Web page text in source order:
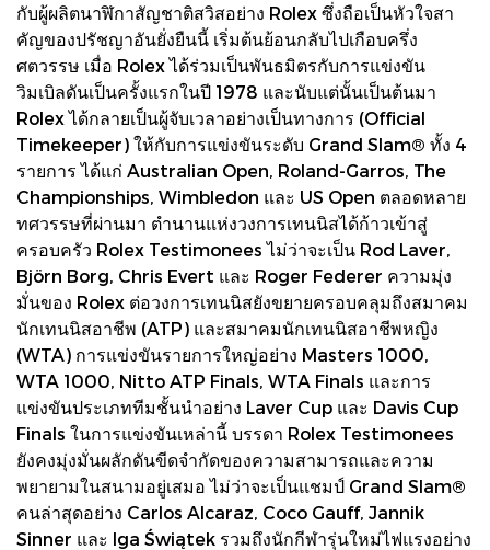
กับผู้ผลิตนาฬิกาสัญชาติสวิสอย่าง Rolex ซึ่งถือเป็นหัวใจสา
คัญของปรัชญาอันยั่งยืนนี้ เริ่มต้นย้อนกลับไปเกือบครึ่ง
ศตวรรษ เมื่อ Rolex ได้ร่วมเป็นพันธมิตรกับการแข่งขัน
วิมเบิลดันเป็นครั้งแรกในปี 1978 และนับแต่นั้นเป็นต้นมา
Rolex ได้กลายเป็นผู้จับเวลาอย่างเป็นทางการ (Official
Timekeeper) ให้กับการแข่งขันระดับ Grand Slam® ทั้ง 4
รายการ ได้แก่ Australian Open, Roland-Garros, The
Championships, Wimbledon และ US Open ตลอดหลาย
ทศวรรษที่ผ่านมา ตำนานแห่งวงการเทนนิสได้ก้าวเข้าสู่
ครอบครัว Rolex Testimonees ไม่ว่าจะเป็น Rod Laver,
Björn Borg, Chris Evert และ Roger Federer ความมุ่ง
มั่นของ Rolex ต่อวงการเทนนิสยังขยายครอบคลุมถึงสมาคม
นักเทนนิสอาชีพ (ATP) และสมาคมนักเทนนิสอาชีพหญิง
(WTA) การแข่งขันรายการใหญ่อย่าง Masters 1000,
WTA 1000, Nitto ATP Finals, WTA Finals และการ
แข่งขันประเภททีมชั้นนำอย่าง Laver Cup และ Davis Cup
Finals ในการแข่งขันเหล่านี้ บรรดา Rolex Testimonees
ยังคงมุ่งมั่นผลักดันขีดจำกัดของความสามารถและความ
พยายามในสนามอยู่เสมอ ไม่ว่าจะเป็นแชมป์ Grand Slam®
คนล่าสุดอย่าง Carlos Alcaraz, Coco Gauff, Jannik
Sinner และ Iga Świątek รวมถึงนักกีฬารุ่นใหม่ไฟแรงอย่าง